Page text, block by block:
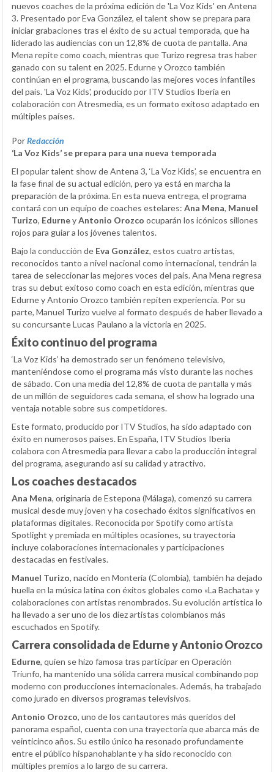
nuevos coaches de la próxima edición de 'La Voz Kids' en Antena
3. Presentado por Eva González, el talent show se prepara para
iniciar grabaciones tras el éxito de su actual temporada, que ha
liderado las audiencias con un 12,8% de cuota de pantalla. Ana
Mena repite como coach, mientras que Turizo regresa tras haber
ganado con su talent en 2025. Edurne y Orozco también
continúan en el programa, buscando las mejores voces infantiles
del país. 'La Voz Kids', producido por ITV Studios Iberia en
colaboración con Atresmedia, es un formato exitoso adaptado en
múltiples países.
PorRedacción
‘La Voz Kids’ se prepara para una nueva temporada
El popular talent show de Antena 3, ‘La Voz Kids’, se encuentra en
la fase final de su actual edición, pero ya está en marcha la
preparación de la próxima. En esta nueva entrega, el programa
contará con un equipo de coaches estelares: Ana Mena, Manuel
Turizo, EdurneyAntonio Orozco ocuparán los icónicos sillones
rojos para guiar a los jóvenes talentos.
Bajo la conducción de Eva González, estos cuatro artistas,
reconocidos tanto a nivel nacional como internacional, tendrán la
tarea de seleccionar las mejores voces del país. Ana Mena regresa
tras su debut exitoso como coach en esta edición, mientras que
Edurne y Antonio Orozco también repiten experiencia. Por su
parte, Manuel Turizo vuelve al formato después de haber llevado a
su concursante Lucas Paulano a la victoria en 2025.
Éxito continuo del programa
‘La Voz Kids’ ha demostrado ser un fenómeno televisivo,
manteniéndose como el programa más visto durante las noches
de sábado. Con una media del 12,8% de cuota de pantalla y más
de un millón de seguidores cada semana, el show ha logrado una
ventaja notable sobre sus competidores.
Este formato, producido por ITV Studios, ha sido adaptado con
éxito en numerosos países. En España, ITV Studios Iberia
colabora con Atresmedia para llevar a cabo la producción integral
del programa, asegurando así su calidad y atractivo.
Los coaches destacados
Ana Mena, originaria de Estepona (Málaga), comenzó su carrera
musical desde muy joven y ha cosechado éxitos significativos en
plataformas digitales. Reconocida por Spotify como artista
Spotlight y premiada en múltiples ocasiones, su trayectoria
incluye colaboraciones internacionales y participaciones
destacadas en festivales.
Manuel Turizo, nacido en Montería (Colombia), también ha dejado
huella en la música latina con éxitos globales como «La Bachata» y
colaboraciones con artistas renombrados. Su evolución artística lo
ha llevado a ser uno de los diez artistas colombianos más
escuchados en Spotify.
Carrera consolidada de Edurne y Antonio Orozco
Edurne, quien se hizo famosa tras participar en Operación
Triunfo, ha mantenido una sólida carrera musical combinando pop
moderno con producciones internacionales. Además, ha trabajado
como jurado en diversos programas televisivos.
Antonio Orozco, uno de los cantautores más queridos del
panorama español, cuenta con una trayectoria que abarca más de
veinticinco años. Su estilo único ha resonado profundamente
entre el público hispanohablante y ha sido reconocido con
múltiples premios a lo largo de su carrera.